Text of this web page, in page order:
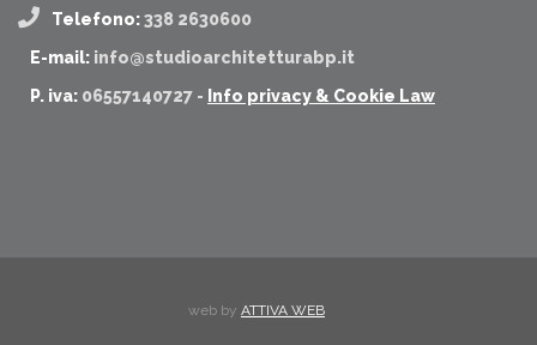
Telefono:338 2630600
E-mail: info@studioarchitetturabp.it
P. iva: 06557140727 - Info privacy & Cookie Law
web by ATTIVA WEB